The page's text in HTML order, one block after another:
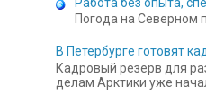
Погода на Северном
В Петербурге готовят
Кадровый резерв для
делам Арктики уже